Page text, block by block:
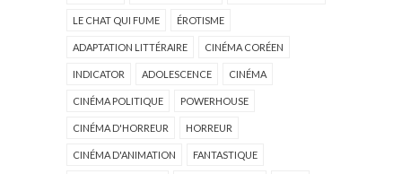
LE CHAT QUI FUME ÉROTISME
ADAPTATION LITTÉRAIRE CINÉMA CORÉEN
INDICATOR ADOLESCENCE CINÉMA
CINÉMA POLITIQUE POWERHOUSE
CINÉMA D'HORREUR HORREUR
CINÉMA D'ANIMATION FANTASTIQUE